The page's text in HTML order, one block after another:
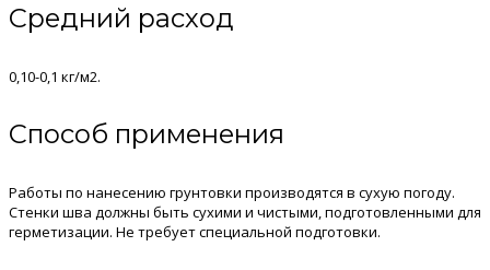
Средний расход
0,10-0,1 кг/м2.
Способ применения
Работы по нанесению грунтовки производятся в сухую погоду.
Стенки шва должны быть сухими и чистыми, подготовленными для
герметизации. Не требует специальной подготовки.